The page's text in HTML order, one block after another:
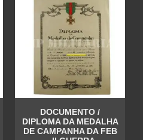
DOCUMENTO /
DIPLOMA DA MEDALHA
DE CAMPANHA DA FEB